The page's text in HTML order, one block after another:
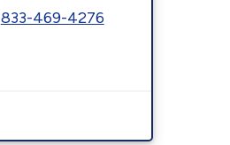
833-469-4276